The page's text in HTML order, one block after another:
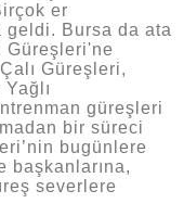
er
geldi. Bursa da ata
Güreşleri'ne
Güreşleri,
güreşleri
bir süreci
bugünlere
başkanlarına,
severlere